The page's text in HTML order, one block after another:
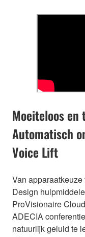
Moeiteloos
Automatisch
Voice Lift
Van
Design
ProVisionaire
ADECIA
natuurlijk geluid te